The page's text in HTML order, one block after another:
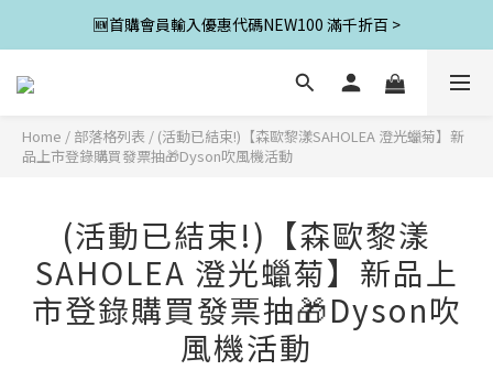
🆕首購會員輸入優惠代碼NEW100 滿千折百 >
Home / 部落格列表 / (活動已結束!)【森歐黎漾SAHOLEA 澄光蠟菊】新
品上市登錄購買發票抽🎁Dyson吹風機活動
(活動已結束!)【森歐黎漾
SAHOLEA 澄光蠟菊】新品上
市登錄購買發票抽🎁Dyson吹
風機活動